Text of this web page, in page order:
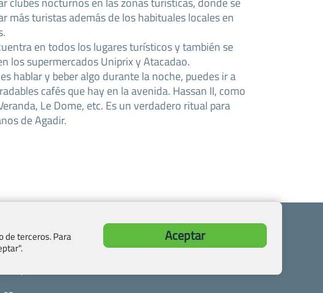
más turistas además de los habituales locales en
en todos los lugares turísticos y también se
los supermercados Uniprix y Atacadao.
hablar y beber algo durante la noche, puedes ir a
cafés que hay en la avenida. Hassan II, como
Le Dome, etc. Es un verdadero ritual para
de Agadir.
13
de terceros. Para
Aceptar